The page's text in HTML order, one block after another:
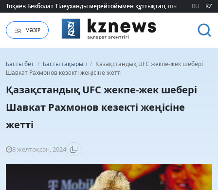
Тоқаев Бекболат Тілеуханды мерейтойымен құттықтап, шығармашылық
Тоқаев Бекболат Тілеуханды мерейтойымен құттықтап, шығармашылық
RU KZ
МӘЗІР
Басты бет / Басты тақырып / Қазақстандық UFC жекпе-жек шебері
Шавкат Рахмонов кезекті жеңісіне жетті
Қазақстандық UFC жекпе-жек шебері
Шавкат Рахмонов кезекті жеңісіне
жетті
8 желтоқсан, 2024